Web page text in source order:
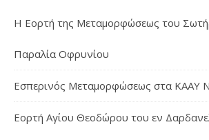
Η Εορτή της Μεταμορφώσεως του
Παραλία Οφρυνίου
Εσπερινός Μεταμορφώσεως στα ΚΑΑΥ
Εορτή Αγίου Θεοδώρου του εν